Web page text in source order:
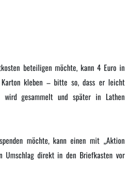
beteiligen möchte, kann 4 Euro in
kleben – bitte so, dass er leicht
wird gesammelt und später in Lathen
möchte, kann einen mit „Aktion
Umschlag direkt in den Briefkasten vor